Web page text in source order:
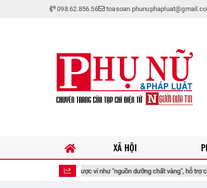
098.62.856.56
thuộc được ví như "nguồn dưỡng chất vàng", hỗ trợ chăm sóc mái tóc
XÃ HỘI